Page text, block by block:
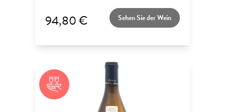
94,80 € Sehen Sie der Wein